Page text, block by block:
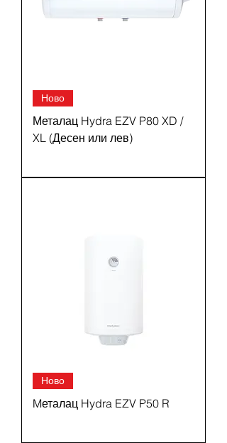
Ново
Металац Hydra EZV P80 XD /
XL (Десен или лев)
Ново
Mеталац Hydra EZV P50 R